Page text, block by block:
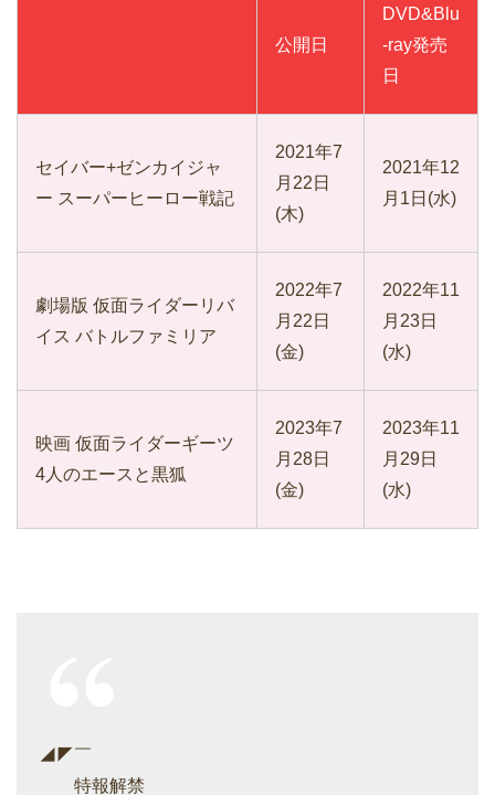
公開日
DVD&Blu
-ray発売
日
セイバー+ゼンカイジャ
ー スーパーヒーロー戦記
2021年7
月22日
(木)
2021年12
月1日(水)
劇場版 仮面ライダーリバ
イス バトルファミリア
2022年7
月22日
(金)
2022年11
月23日
(水)
映画 仮面ライダーギーツ
4人のエースと黒狐
2023年7
月28日
(金)
2023年11
月29日
(水)
◢◤￣
特報解禁